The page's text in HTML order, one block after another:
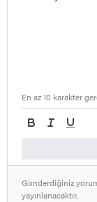
En az 10 karakter
Gönderdiğiniz
yayınlanacaktır.